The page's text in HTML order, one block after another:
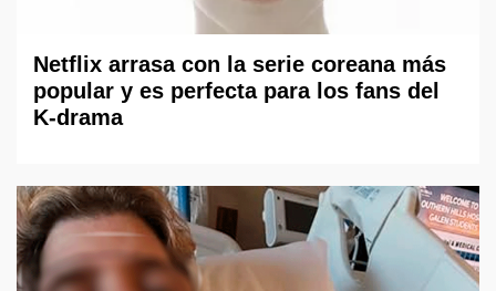
Netflix arrasa con la serie coreana más
popular y es perfecta para los fans del
K-drama